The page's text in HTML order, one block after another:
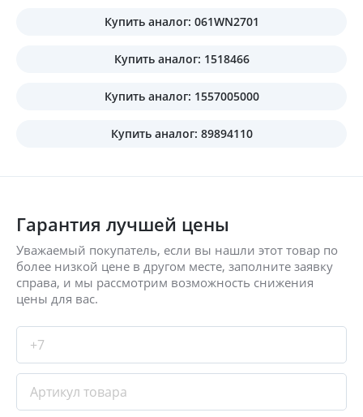
Купить аналог: 061WN2701
Купить аналог: 1518466
Купить аналог: 1557005000
Купить аналог: 89894110
Гарантия лучшей цены
Уважаемый покупатель, если вы нашли этот товар по
более низкой цене в другом месте, заполните заявку
справа, и мы рассмотрим возможность снижения
цены для вас.